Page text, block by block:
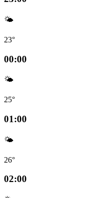
🌤️
23°
00:00
🌤️
25°
01:00
🌤️
26°
02:00